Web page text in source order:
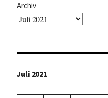
Archiv
Juli 2021